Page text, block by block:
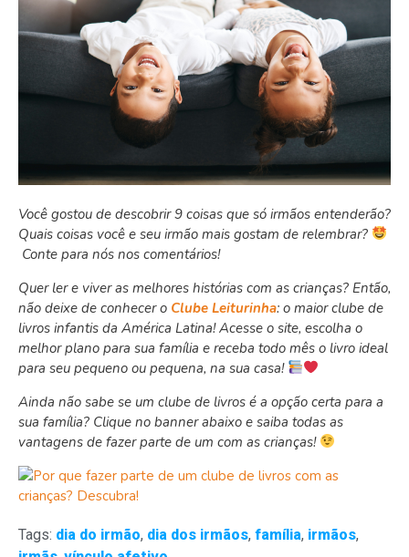
Você gostou de descobrir 9 coisas que só irmãos entenderão?
Quais coisas você e seu irmão mais gostam de relembrar?
Conte para nós nos comentários!
Quer ler e viver as melhores histórias com as crianças? Então,
não deixe de conhecer o Clube Leiturinha: o maior clube de
livros infantis da América Latina! Acesse o site, escolha o
melhor plano para sua família e receba todo mês o livro ideal
para seu pequeno ou pequena, na sua casa!
Ainda não sabe se um clube de livros é a opção certa para a
sua família? Clique no banner abaixo e saiba todas as
vantagens de fazer parte de um com as crianças!
Tags: dia do irmão, dia dos irmãos, família, irmãos,